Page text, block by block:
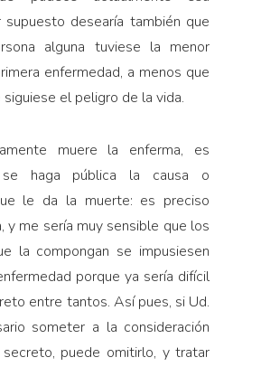
supuesto desearía también que
alguna tuviese la menor
enfermedad, a menos que
el peligro de la vida.
muere la enferma, es
haga pública la causa o
le da la muerte: es preciso
y me sería muy sensible que los
la compongan se impusiesen
porque ya sería difícil
entre tantos. Así pues, si Ud.
someter a la consideración
puede omitirlo, y tratar